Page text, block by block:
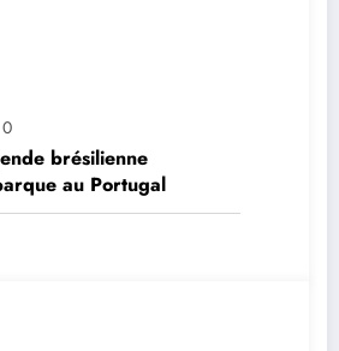
0
brésilienne
au Portugal